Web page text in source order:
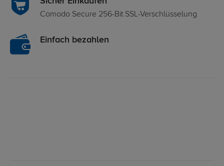
Comodo Secure 256-Bit SSL-Verschlüsselung
Einfach bezahlen